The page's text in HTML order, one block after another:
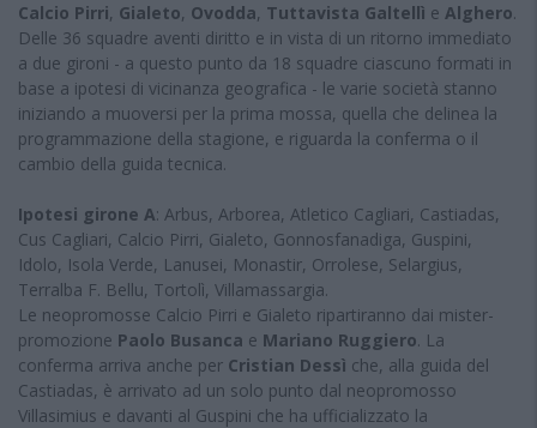
Calcio Pirri, Gialeto, Ovodda, Tuttavista Galtellì e Alghero.
Delle 36 squadre aventi diritto e in vista di un ritorno immediato
a due gironi - a questo punto da 18 squadre ciascuno formati in
base a ipotesi di vicinanza geografica - le varie società stanno
iniziando a muoversi per la prima mossa, quella che delinea la
programmazione della stagione, e riguarda la conferma o il
cambio della guida tecnica.
Ipotesi girone A: Arbus, Arborea, Atletico Cagliari, Castiadas,
Cus Cagliari, Calcio Pirri, Gialeto, Gonnosfanadiga, Guspini,
Idolo, Isola Verde, Lanusei, Monastir, Orrolese, Selargius,
Terralba F. Bellu, Tortolì, Villamassargia.
Le neopromosse Calcio Pirri e Gialeto ripartiranno dai mister-
promozione Paolo Busanca e Mariano Ruggiero. La
conferma arriva anche per Cristian Dessì che, alla guida del
Castiadas, è arrivato ad un solo punto dal neopromosso
Villasimius e davanti al Guspini che ha ufficializzato la